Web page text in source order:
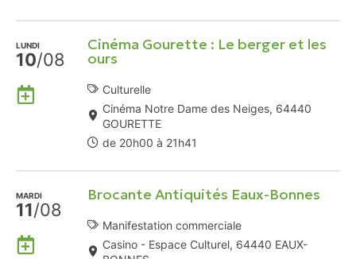
Agenda
Google
LUNDI
10/08
Cinéma Gourette : Le berger et les
ours
Culturelle
Cinéma Notre Dame des Neiges, 64440
GOURETTE
de 20h00 à 21h41
Ajouter
Agenda
Google
MARDI
11/08
Brocante Antiquités Eaux-Bonnes
Manifestation commerciale
Casino - Espace Culturel, 64440 EAUX-
Ajouter